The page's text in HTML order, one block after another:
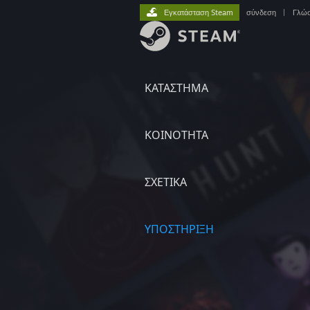
ΚΑΤΑΣΤΗΜΑ
ΚΟΙΝΟΤΗΤΑ
ΣΧΕΤΙΚΆ
ΥΠΟΣΤΗΡΙΞΗ
Εγκατάσταση Steam σύνδεση